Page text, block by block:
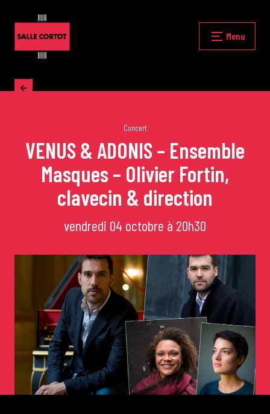
Fermer
Accueil
La programmation
Les grands concerts
Les Masterclasses
Les Rencontres Musicales
de Cortot
Concerts de midi et demi
Scolaires / Pass Culture
Menu
Concert
VENUS & ADONIS – Ensemble
Masques – Olivier Fortin,
clavecin & direction
vendredi 04 octobre à 20h30